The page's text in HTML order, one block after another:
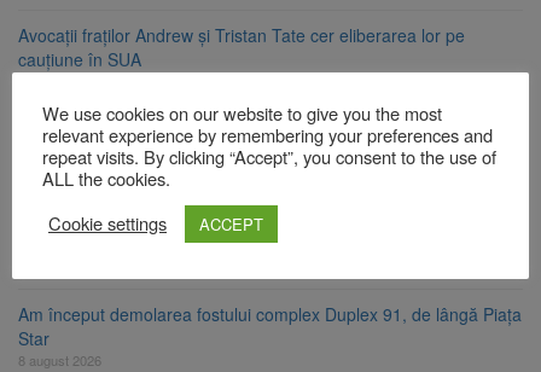
Avocații fraților Andrew și Tristan Tate cer eliberarea lor pe
cauțiune în SUA
Se schimbă examenul de medic specialist. Subiecte unice în toată
țara, aceeași oră și același barem
8 august 2026
8 august ar putea deveni Ziua Europeană de Comemorare a
Victimelor Accidentelor de Muncă
Am început demolarea fostului complex Duplex 91, de lângă Piața
Star
8 august 2026
We use cookies on our website to give you the most
relevant experience by remembering your preferences and
repeat visits. By clicking “Accept”, you consent to the use of
ALL the cookies.
Cookie settings
ACCEPT